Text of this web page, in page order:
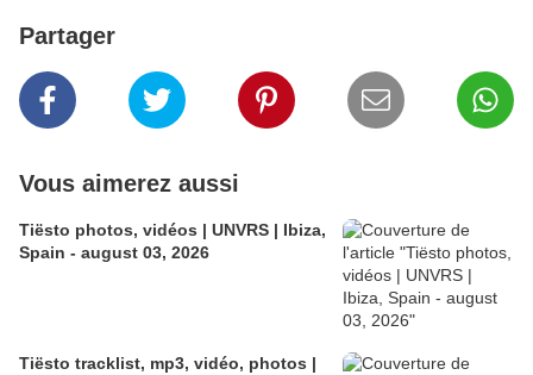
Partager
Vous aimerez aussi
Tiësto photos, vidéos | UNVRS | Ibiza,
Spain - august 03, 2026
Tiësto tracklist, mp3, vidéo, photos |